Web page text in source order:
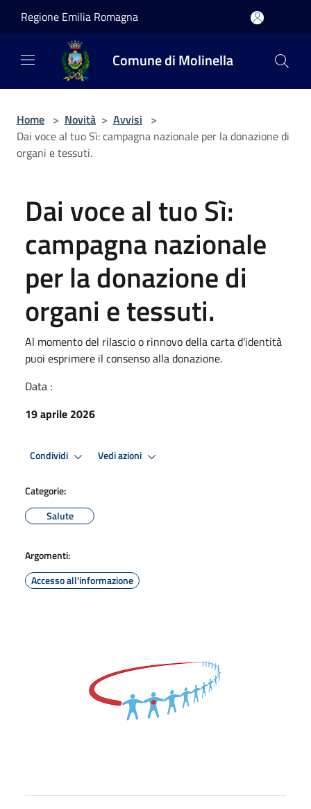
Regione Emilia Romagna
Comune di Molinella
Home > Novità > Avvisi >
Dai voce al tuo Sì: campagna nazionale per la donazione di
organi e tessuti.
Dai voce al tuo Sì:
campagna nazionale
per la donazione di
organi e tessuti.
Al momento del rilascio o rinnovo della carta d'identità
puoi esprimere il consenso alla donazione.
Data :
19 aprile 2026
Condividi Vedi azioni
Categorie:
Salute
Argomenti:
Accesso all'informazione